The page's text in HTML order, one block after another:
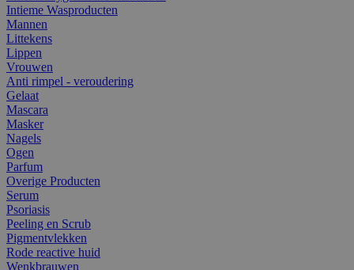
Intieme Wasproducten
Mannen
Littekens
Lippen
Vrouwen
Anti rimpel - veroudering
Gelaat
Mascara
Masker
Nagels
Ogen
Parfum
Overige Producten
Serum
Psoriasis
Peeling en Scrub
Pigmentvlekken
Rode reactive huid
Wenkbrauwen